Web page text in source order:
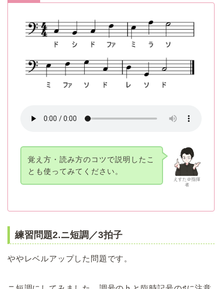
えすた＠指揮
者
覚え方・読み方のコツで説明したこ
とも使ってみてください。
練習問題2.ニ短調／3拍子
ややレベルアップした問題です。